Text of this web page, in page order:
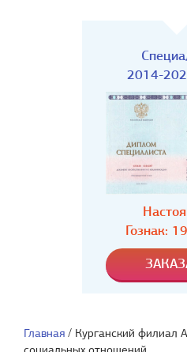
2014-
Гознак:
Главная / Курганский филиал